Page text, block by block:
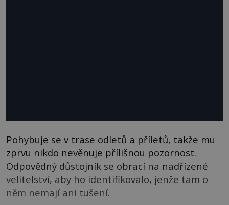
Pohybuje se v trase odletů a příletů, takže mu
zprvu nikdo nevěnuje přílišnou pozornost.
Odpovědný důstojník se obrací na nadřízené
velitelství, aby ho identifikovalo, jenže tam o
něm nemají ani tušení.